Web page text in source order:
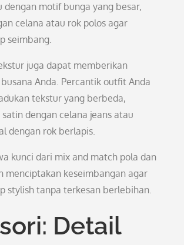
dengan motif bunga yang besar,
celana atau rok polos agar
seimbang.
juga dapat memberikan
Anda. Percantik outfit Anda
tekstur yang berbeda,
dengan celana jeans atau
dengan rok berlapis.
kunci dari mix and match pola dan
menciptakan keseimbangan agar
stylish tanpa terkesan berlebihan.
Detail